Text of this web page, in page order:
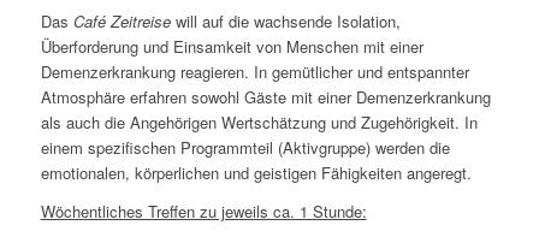
Das Café Zeitreisewill auf die wachsende Isolation,
Überforderung und Einsamkeit von Menschen mit einer
Demenzerkrankung reagieren. In gemütlicher und entspannter
Atmosphäre erfahren sowohl Gäste mit einer Demenzerkrankung
als auch die Angehörigen Wertschätzung und Zugehörigkeit. In
einem spezifischen Programmteil (Aktivgruppe) werden die
emotionalen, körperlichen und geistigen Fähigkeiten angeregt.
Wöchentliches Treffen zu jeweils ca. 1 Stunde: